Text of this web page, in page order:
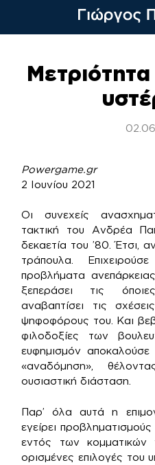
contentΜετριότητα
Powergame.gr
2 Ιουνίου 2021
Οι συνεχείς
τακτική του Ανδρέα
δεκαετία του ’80. Έτσι,
τράπουλα.
προβλήματα
ξεπεράσει τις
αναβαπτίσει τις
ψηφοφόρους του. Και
φιλοδοξίες των
ευφημισμόν αποκαλούσε
«αναδόμηση»,
ουσιαστική διάσταση.
Παρ’ όλα αυτά η
εγείρει
εντός των κομματικών
ορισμένες επιλογές του